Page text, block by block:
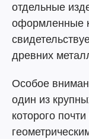
отдельные
оформленные
древних
Особое
один из
которого